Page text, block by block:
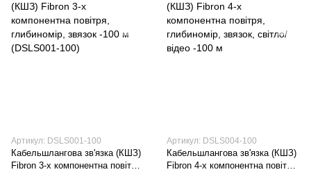
Артикул: DSLS001-100
Кабельшлангова зв'язка (КШЗ)
Fibron 3-х компонентна повітря,
Артикул: DSLS004-100
Кабельшлангова зв'язка (КШЗ)
Fibron 4-х компонентна повітря,